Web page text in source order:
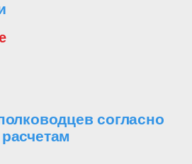
согласно